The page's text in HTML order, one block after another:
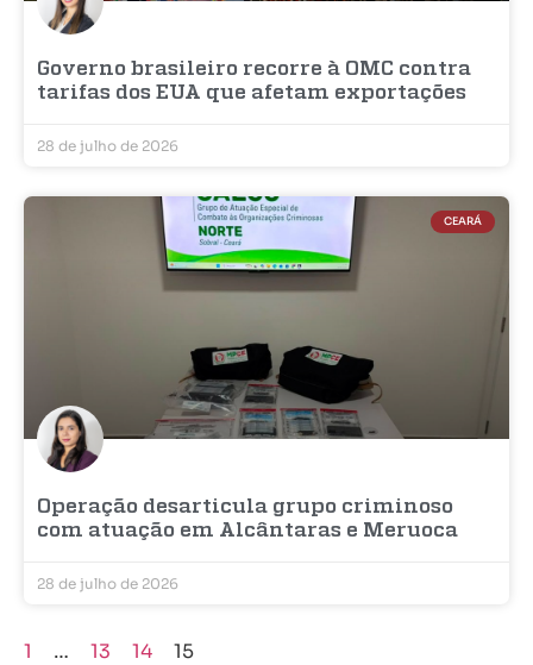
Governo brasileiro recorre à OMC contra
tarifas dos EUA que afetam exportações
28 de julho de 2026
CEARÁ
Operação desarticula grupo criminoso
com atuação em Alcântaras e Meruoca
28 de julho de 2026
1 … 13 14 15